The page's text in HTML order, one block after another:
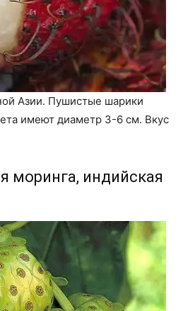
Азии. Пушистые шарики
имеют диаметр 3-6 см. Вкус
моринга, индийская